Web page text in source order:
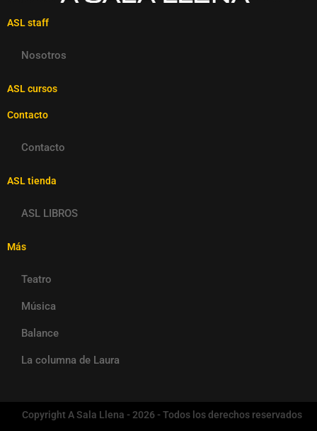
ASL staff
Nosotros
ASL cursos
Contacto
Contacto
ASL tienda
ASL LIBROS
Más
Teatro
Música
Balance
La columna de Laura
Copyright A Sala Llena - 2026 - Todos los derechos reservados